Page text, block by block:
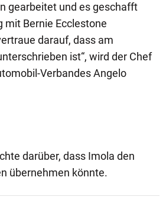
gearbeitet und es geschafft
mit Bernie Ecclestone
darauf, dass am
ist“, wird der Chef
Verbandes Angelo
darüber, dass Imola den
übernehmen könnte.